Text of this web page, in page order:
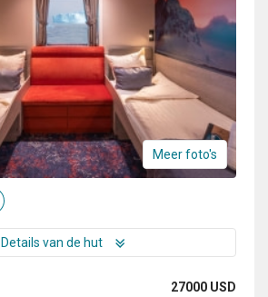
Meer foto's
Details van de hut
27000 USD